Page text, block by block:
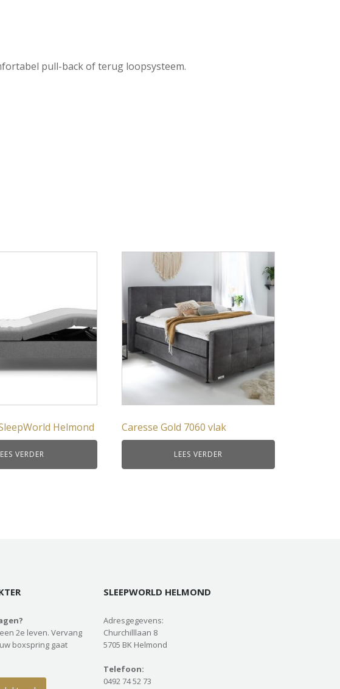
pull-back of terug loopsysteem.
Helmond
VERDER
Caresse Gold 7060 vlak
LEES VERDER
2e leven. Vervang
boxspring gaat
SLEEPWORLD HELMOND
Adresgegevens:
Churchilllaan 8
5705 BK Helmond
Telefoon:
0492 74 52 73